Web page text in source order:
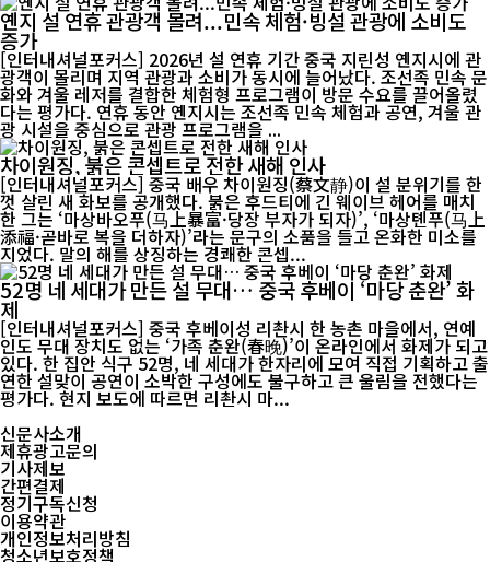
옌지 설 연휴 관광객 몰려...민속 체험·빙설 관광에 소비도
증가
[인터내셔널포커스] 2026년 설 연휴 기간 중국 지린성 옌지시에 관
광객이 몰리며 지역 관광과 소비가 동시에 늘어났다. 조선족 민속 문
화와 겨울 레저를 결합한 체험형 프로그램이 방문 수요를 끌어올렸
다는 평가다. 연휴 동안 옌지시는 조선족 민속 체험과 공연, 겨울 관
광 시설을 중심으로 관광 프로그램을 ...
차이원징, 붉은 콘셉트로 전한 새해 인사
[인터내셔널포커스] 중국 배우 차이원징(蔡文静)이 설 분위기를 한
껏 살린 새 화보를 공개했다. 붉은 후드티에 긴 웨이브 헤어를 매치
한 그는 ‘마상바오푸(马上暴富·당장 부자가 되자)’, ‘마상톈푸(马上
添福·곧바로 복을 더하자)’라는 문구의 소품을 들고 온화한 미소를
지었다. 말의 해를 상징하는 경쾌한 콘셉...
52명 네 세대가 만든 설 무대… 중국 후베이 ‘마당 춘완’ 화
제
[인터내셔널포커스] 중국 후베이성 리촨시 한 농촌 마을에서, 연예
인도 무대 장치도 없는 ‘가족 춘완(春晚)’이 온라인에서 화제가 되고
있다. 한 집안 식구 52명, 네 세대가 한자리에 모여 직접 기획하고 출
연한 설맞이 공연이 소박한 구성에도 불구하고 큰 울림을 전했다는
평가다. 현지 보도에 따르면 리촨시 마...
신문사소개
제휴광고문의
기사제보
간편결제
정기구독신청
이용약관
개인정보처리방침
청소년보호정책